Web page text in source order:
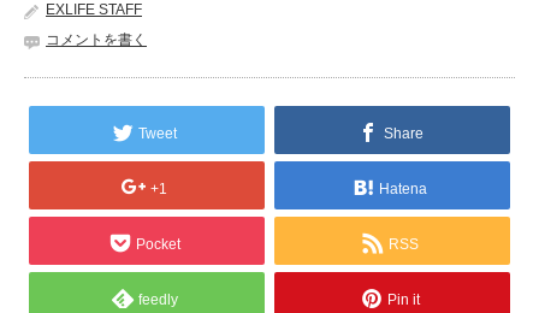
EXLIFE STAFF
コメントを書く
Tweet Share
+1 Hatena
Pocket RSS
feedly Pin it